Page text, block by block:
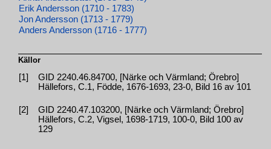
Erik Andersson (1710 - 1783)
Jon Andersson (1713 - 1779)
Anders Andersson (1716 - 1777)
Källor
[1]
GID 2240.46.84700, [Närke och Värmland; Örebro]
Hällefors, C.1, Födde, 1676-1693, 23-0, Bild 16 av 101
[2]
GID 2240.47.103200, [Närke och Värmland; Örebro]
Hällefors, C.2, Vigsel, 1698-1719, 100-0, Bild 100 av
129